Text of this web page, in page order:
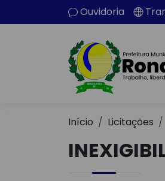
Ouvidoria
Início Licitações